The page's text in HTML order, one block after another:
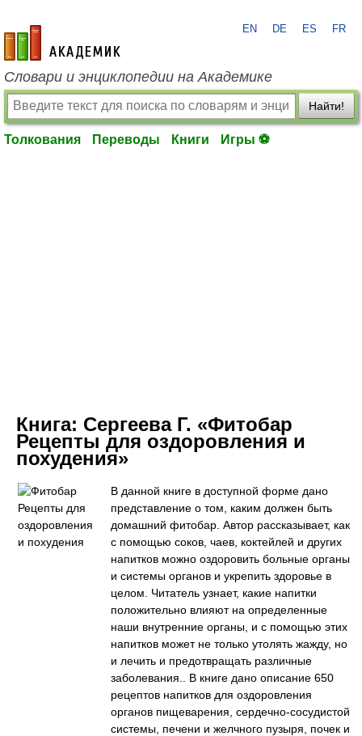
academic.ru
EN DE ES FR
Словари и энциклопедии на Академике
Найти!
Толкования Переводы Книги Игры ⚽
Книга: Сергеева Г. «Фитобар
Рецепты для оздоровления и
похудения»
В данной книге в доступной форме дано
представление о том, каким должен быть
домашний фитобар. Автор рассказывает, как
с помощью соков, чаев, коктейлей и других
напитков можно оздоровить больные органы
и системы органов и укрепить здоровье в
целом. Читатель узнает, какие напитки
положительно влияют на определенные
наши внутренние органы, и с помощью этих
напитков может не только утолять жажду, но
и лечить и предотвращать различные
заболевания.. В книге дано описание 650
рецептов напитков для оздоровления
органов пищеварения, сердечно-сосудистой
системы, печени и желчного пузыря, почек и